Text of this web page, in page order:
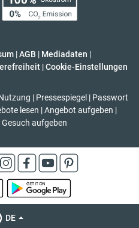
|AGB | Mediadaten |
| Cookie-Einstellungen
| Pressespiegel | Passwort
lesen | Angebot aufgeben |
Gesuch aufgeben
DE